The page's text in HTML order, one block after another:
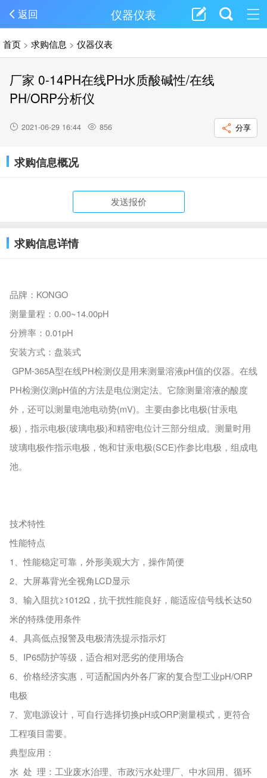
返回 仪器仪表
首页 >求购信息 >仪器仪表
厂家 0-14PH在线PH水质酸碱性/在线
PH/ORP分析仪
2021-06-29 16:44 856 分享
求购信息概况
发送报价
求购信息详情
品牌：KONGO
测量量程：0.00~14.00pH
分辨率：0.01pH
安装方式：盘装式
GPM-365A型在线PH检测仪是用来测量溶液pH值的仪器。在线
PH检测仪测pH值的方法是电位测定法。它除测量溶液的酸度
外，还可以测量电池电动势(mV)。主要由参比电极(甘汞电
极)，指示电极(玻璃电极)和精密电位计三部分组成。测量时用
玻璃电极作指示电极，饱和甘汞电极(SCE)作参比电极，组成电
池。
技术特性
性能特点
1、性能稳定可靠，外形美观大方，操作简便
2、大屏幕背光全视角LCD显示
3、输入阻抗≥1012Ω，抗干扰性能良好，能适应信号线长达50
米的特殊使用条件
4、具高低点报警及电极清洗提示指示灯
5、IP65防护等级，适合相对恶劣的使用场合
6、价格经济实惠，可适配国内外各厂家的复合型工业pH/ORP
电极
7、宽电源设计，可自行选择切换pH或ORP测量模式，更符合
工程项目需要。
典型应用：
水 处 理：工业废水治理、市政污水处理厂、中水回用、循环